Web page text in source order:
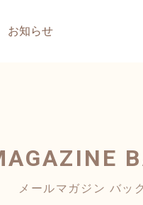
お知らせ
メールマガジン バッ